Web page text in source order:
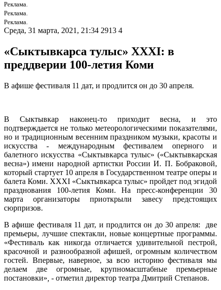
Реклама.
Реклама.
Реклама.
Среда, 31 марта, 2021, 21:34 2913 4
«Сыктывкарса тулыс» XXXI: в
преддверии 100-летия Коми
В афише фестиваля 11 дат, и продлится он до 30 апреля.
В Сыктывкар наконец-то приходит весна, и это
подтверждается не только метеорологическими показателями,
но и традиционным весенним праздником музыки, красоты и
искусства - международным фестивалем оперного и
балетного искусства «Сыктывкарса тулыс» («Сыктывкарская
весна») имени народной артистки России И. П. Бобраковой,
который стартует 10 апреля в Государственном театре оперы и
балета Коми. XXXI «Сыктывкарса тулыс» пройдет под эгидой
празднования 100-летия Коми. На пресс-конференции 30
марта организаторы приоткрыли завесу предстоящих
сюрпризов.
В афише фестиваля 11 дат, и продлится он до 30 апреля: две
премьеры, лучшие спектакли, новые концертные программы.
«Фестиваль как никогда отличается удивительной пестрой,
красочной и разнообразной афишей,огромным количеством
гостей. Впервые, наверное, за всю историю фестиваля мы
делаем две огромные, крупномасштабные премьерные
постановки» , - отметил директор театра Дмитрий Степанов.